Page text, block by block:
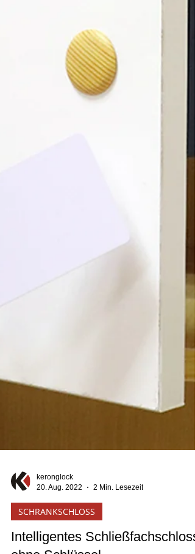
keronglock
20. Aug. 2022
2 Min. Lesezeit